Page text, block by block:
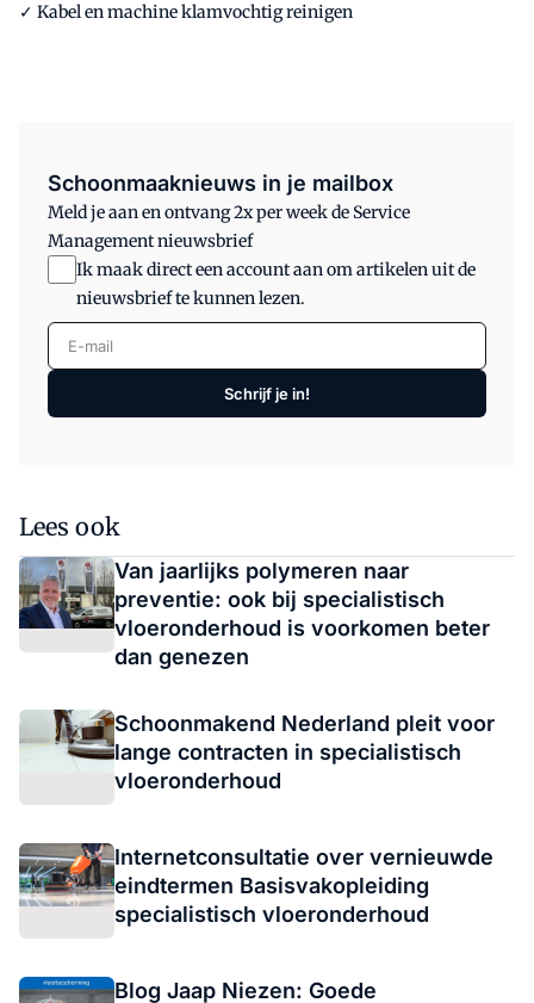
✓ Kabel en machine klamvochtig reinigen
Schoonmaaknieuws in je mailbox
Meld je aan en ontvang 2x per week de Service
Management nieuwsbrief
Ik maak direct een account aan om artikelen uit de
nieuwsbrief te kunnen lezen.
E-mail
Schrijf je in!
Lees ook
Van jaarlijks polymeren naar
preventie: ook bij specialistisch
vloeronderhoud is voorkomen beter
dan genezen
Schoonmakend Nederland pleit voor
lange contracten in specialistisch
vloeronderhoud
Internetconsultatie over vernieuwde
eindtermen Basisvakopleiding
specialistisch vloeronderhoud
Blog Jaap Niezen: Goede